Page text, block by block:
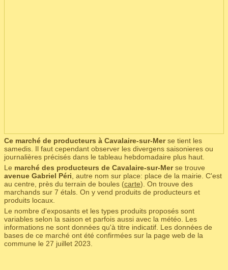
Ce marché de producteurs à Cavalaire-sur-Merse tient les
samedis. Il faut cependant observer les divergens saisonieres ou
journalières précisés dans le tableau hebdomadaire plus haut.
Le marché des producteurs de Cavalaire-sur-Merse trouve
avenue Gabriel Péri , autre nom sur place: place de la mairie. C'est
au centre, près du terrain de boules (carte). On trouve des
marchands sur 7 étals. On y vend produits de producteurs et
produits locaux.
Le nombre d'exposants et les types produits proposés sont
variables selon la saison et parfois aussi avec la météo. Les
informations ne sont données qu'à titre indicatif. Les données de
bases de ce marché ont été confirmées sur la page web de la
commune le 27 juillet 2023.